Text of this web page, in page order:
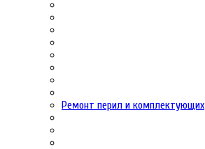
Ремонт перил и комплектующих